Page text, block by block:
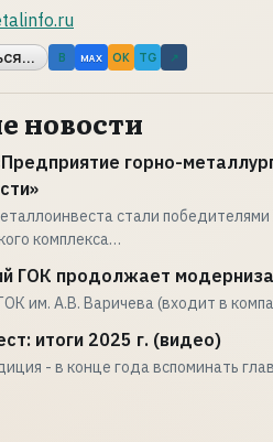
B MAX OK TG ↗
новости
горно-
стали
комплекса…
ГОК продолжает
им. А.В. Варичева (входит в
итоги 2025 г. (видео)
- в конце года вспоминать